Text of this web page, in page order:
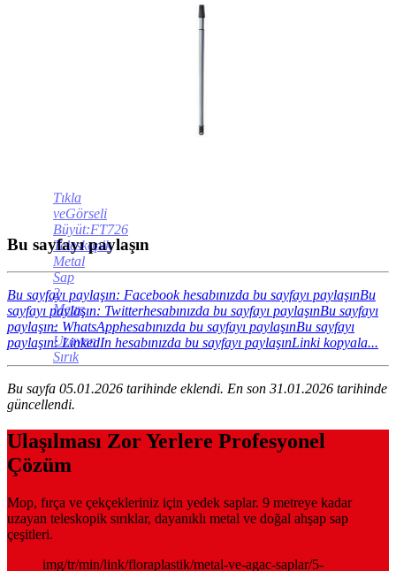
Tıkla
veGörseli
Büyüt:FT726
Teleskopik
Metal
Sap
2
Metre
-
Uzayan
Sırık
Bu sayfayı paylaşın
Bu sayfayı paylaşın: Facebook hesabınızda bu sayfayı paylaşınBu
sayfayı paylaşın: Twitterhesabınızda bu sayfayı paylaşınBu sayfayı
paylaşın: WhatsApphesabınızda bu sayfayı paylaşınBu sayfayı
paylaşın: LinkedIn hesabınızda bu sayfayı paylaşınLinki kopyala...
Bu sayfa 05.01.2026 tarihinde eklendi. En son 31.01.2026 tarihinde
güncellendi.
Ulaşılması Zor Yerlere Profesyonel
Çözüm
Mop, fırça ve çekçekleriniz için yedek saplar. 9 metreye kadar
uzayan teleskopik sırıklar, dayanıklı metal ve doğal ahşap sap
çeşitleri.
img/tr/min/link/floraplastik/metal-ve-agac-saplar/5-